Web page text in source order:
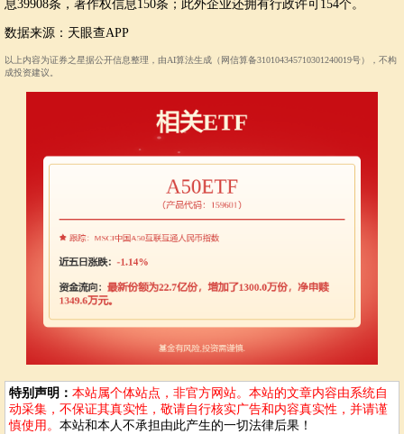
息39908条，著作权信息150条；此外企业还拥有行政许可154个。
数据来源：天眼查APP
以上内容为证券之星据公开信息整理，由AI算法生成（网信算备310104345710301240019号），不构
成投资建议。
特别声明： 本站属个体站点，非官方网站。本站的文章内容由系统自
动采集，不保证其真实性，敬请自行核实广告和内容真实性，并请谨
慎使用。 本站和本人不承担由此产生的一切法律后果！